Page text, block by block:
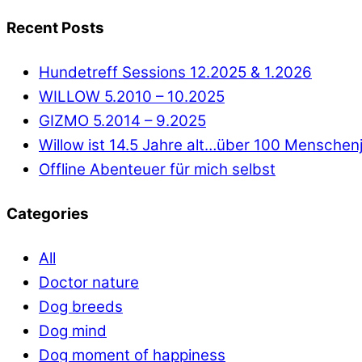
Recent Posts
Hundetreff Sessions 12.2025 & 1.2026
WILLOW 5.2010 – 10.2025
GIZMO 5.2014 – 9.2025
Willow ist 14.5 Jahre alt…über 100
Offline Abenteuer für mich selbst
Categories
All
Doctor nature
Dog breeds
Dog mind
Dog moment of happiness